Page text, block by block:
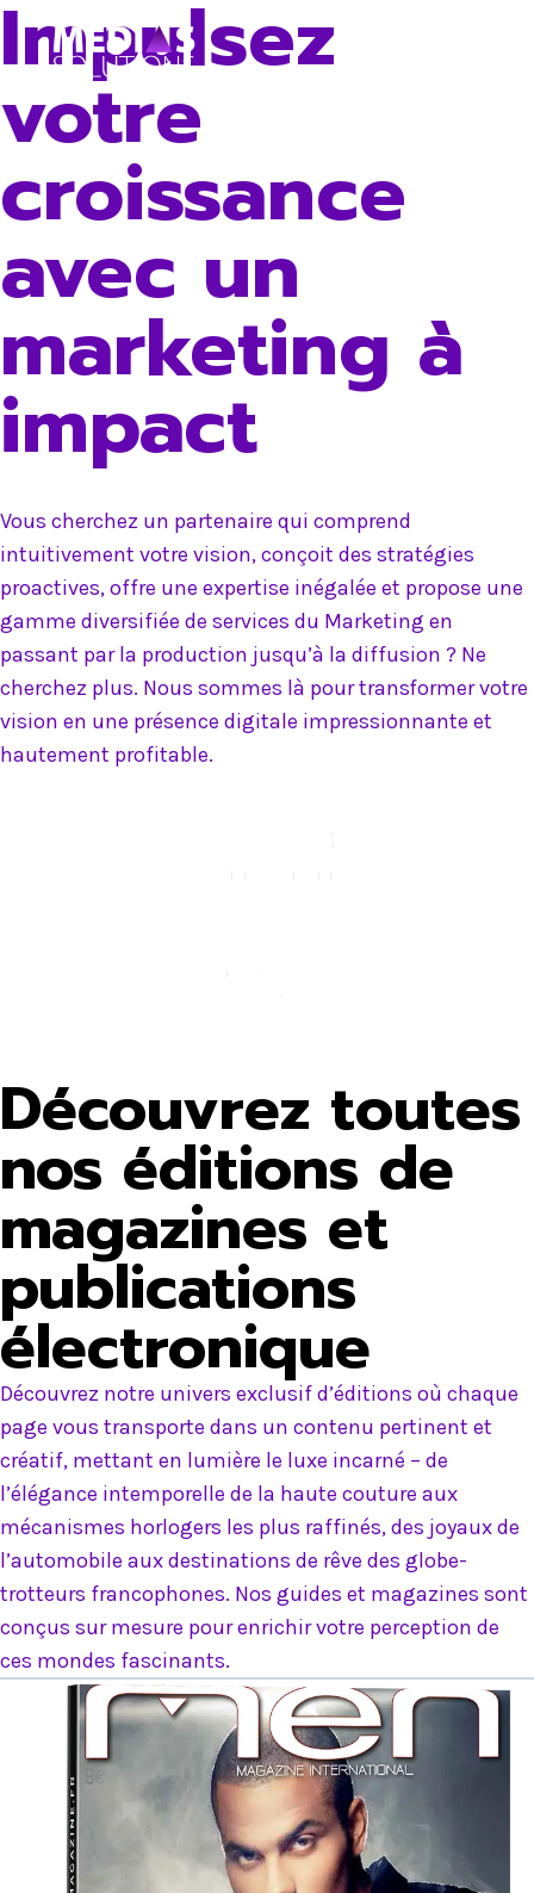
Skip
Impulsez
votre
croissance
avec un
marketing à
impact
Vous cherchez un partenaire qui comprend
intuitivement votre vision, conçoit des stratégies
proactives, offre une expertise inégalée et propose une
gamme diversifiée de services du Marketing en
passant par la production jusqu’à la diffusion ? Ne
cherchez plus. Nous sommes là pour transformer votre
vision en une présence digitale impressionnante et
hautement profitable.
Découvrez toutes
nos éditions de
magazines et
publications
électronique
Découvrez notre univers exclusif d’éditions où chaque
page vous transporte dans un contenu pertinent et
créatif, mettant en lumière le luxe incarné – de
l’élégance intemporelle de la haute couture aux
mécanismes horlogers les plus raffinés, des joyaux de
l’automobile aux destinations de rêve des globe-
trotteurs francophones. Nos guides et magazines sont
conçus sur mesure pour enrichir votre perception de
ces mondes fascinants.